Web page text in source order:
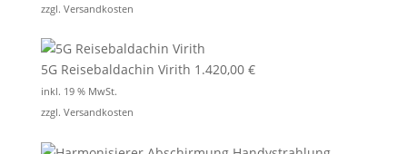
zzgl. Versandkosten
5G Reisebaldachin Virith 1.420,00 €
inkl. 19 % MwSt.
zzgl. Versandkosten